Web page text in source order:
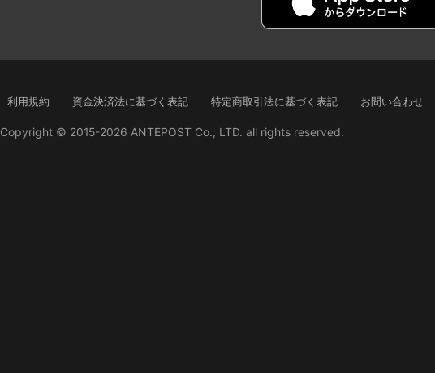
利用規約 資金決済法に基づく表記 特定商取引法に基づく表記 お問い合わせ
Copyright © 2015-2026 ANTEPOST Co., LTD. all rights reserved.